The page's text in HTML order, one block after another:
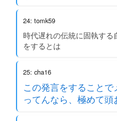
24: tomk59
時代遅れの伝統に固執する
をするとは
25: cha16
この発言をすること
ってんなら、極めて頭